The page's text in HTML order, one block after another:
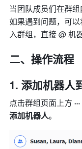
当团队成员们在群
如果遇到问题，可
入群组，直接 @ 机
二、操作流程
添加机器人
点击群组页面上方 ···
添加机器人。